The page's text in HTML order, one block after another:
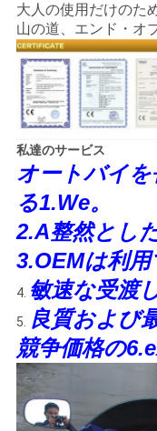
プ
ラ
イ
バ
シ
ー
ポ
リ
シ
ー
大人の使用だけのた
山の道、エンド・オ
私達のサービス
オートバイ
る1.We。
2.A整然とし
3.OEMは利用
4. 敏速な受渡
5.
良質および
競争価格の